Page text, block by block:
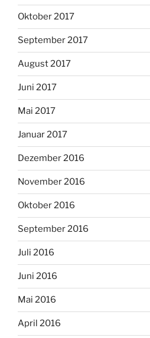
Oktober 2017
September 2017
August 2017
Juni 2017
Mai 2017
Januar 2017
Dezember 2016
November 2016
Oktober 2016
September 2016
Juli 2016
Juni 2016
Mai 2016
April 2016